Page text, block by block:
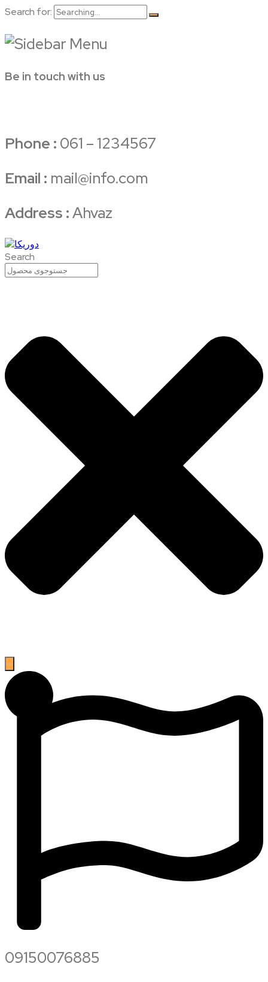
Search for:
Be in touch with us
Phone : 061 – 1234567
Email : mail@info.com
Address :Ahvaz
Search
09150076885